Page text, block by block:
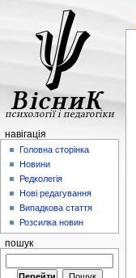
навігація
Головна сторінка
Новини
Редколегія
Нові редагування
Випадкова стаття
Розсилка новин
пошук